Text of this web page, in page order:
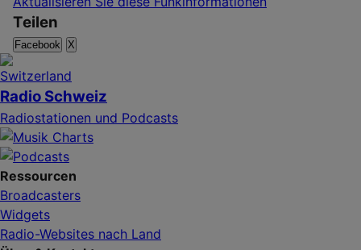
Teilen
Facebook X
Radio Schweiz
Radiostationen und Podcasts
Ressourcen
Broadcasters
Widgets
Radio-Websites nach Land